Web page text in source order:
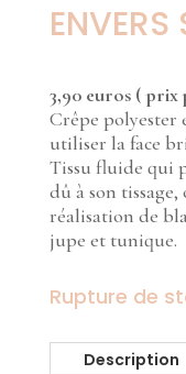
ENVERS
3,90 euros ( prix
Crêpe polyester
utiliser la face
Tissu fluide qui
dû à son
réalisation de
jupe et tunique.
Rupture de
Description